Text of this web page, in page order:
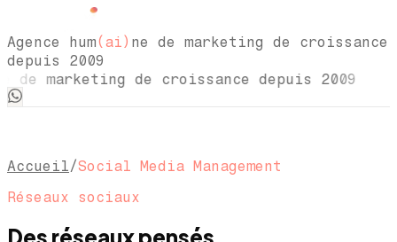
Agence hum(ai) ne de marketing de croissance
depuis 2009
de marketing de croissance depuis 2009
Accueil/Social Media Management
Réseaux sociaux
Des réseaux pensés,